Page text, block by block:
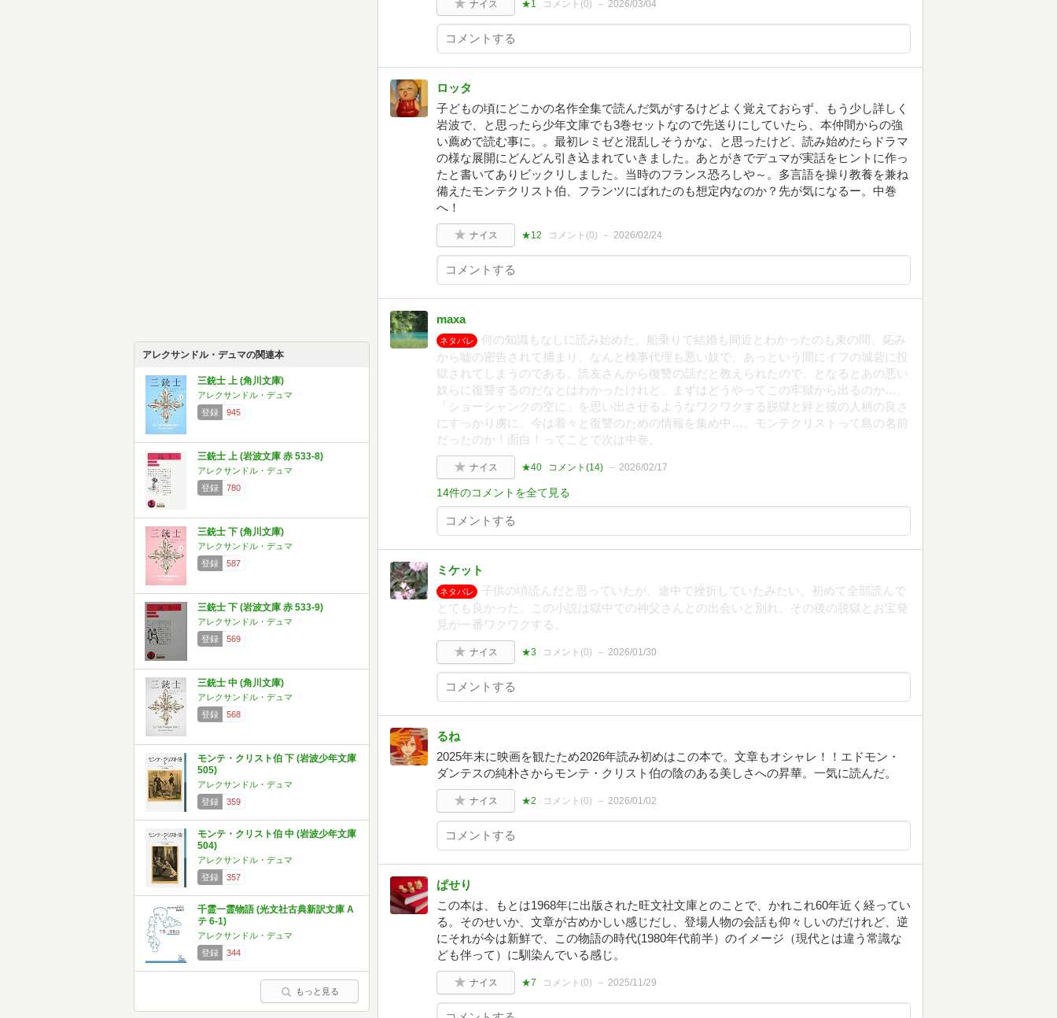
アレクサンドル・デュマの関連本
三銃士 上 (角川文庫)
アレクサンドル・デュマ
登録
945
三銃士 上 (岩波文庫 赤 533-8)
アレクサンドル・デュマ
登録
780
三銃士 下 (角川文庫)
アレクサンドル・デュマ
登録
587
三銃士 下 (岩波文庫 赤 533-9)
アレクサンドル・デュマ
登録
569
三銃士 中 (角川文庫)
アレクサンドル・デュマ
登録
568
モンテ・クリスト伯 下 (岩波少年文庫
505)
アレクサンドル・デュマ
登録
359
モンテ・クリスト伯 中 (岩波少年文庫
504)
アレクサンドル・デュマ
登録
357
千霊一霊物語 (光文社古典新訳文庫 A
テ 6-1)
アレクサンドル・デュマ
登録
344
もっと見る
ナイス ★1 コメント(0) 2026/03/04
ロッタ
子どもの頃にどこかの名作全集で読んだ気がするけどよく覚えておらず、もう少し詳しく
岩波で、と思ったら少年文庫でも3巻セットなので先送りにしていたら、本仲間からの強
い薦めで読む事に。。最初レミゼと混乱しそうかな、と思ったけど、読み始めたらドラマ
の様な展開にどんどん引き込まれていきました。あとがきでデュマが実話をヒントに作っ
たと書いてありビックリしました。当時のフランス恐ろしや～。多言語を操り教養を兼ね
備えたモンテクリスト伯、フランツにばれたのも想定内なのか？先が気になるー。中巻
へ！
ナイス ★12 コメント(0) 2026/02/24
maxa
ネタバレ
何の知識もなしに読み始めた。船乗りで結婚も間近とわかったのも束の間、妬み
から嘘の密告されて捕まり、なんと検事代理も悪い奴で、あっという間にイフの城砦に投
獄されてしまうのである。読友さんから復讐の話だと教えられたので、となるとあの悪い
奴らに復讐するのだなとはわかったけれど、まずはどうやってこの牢獄から出るのか…。
「ショーシャンクの空に」を思い出させるようなワクワクする脱獄と絆と彼の人柄の良さ
にすっかり虜に。今は着々と復讐のための情報を集め中…。モンテクリストって島の名前
だったのか！面白！ってことで次は中巻。
ナイス ★40 コメント(14) 2026/02/17
14件のコメントを全て見る
ミケット
ネタバレ
子供の頃読んだと思っていたが、途中で挫折していたみたい。初めて全部読んで
とても良かった。この小説は獄中での神父さんとの出会いと別れ、その後の脱獄とお宝発
見が一番ワクワクする。
ナイス ★3 コメント(0) 2026/01/30
るね
2025年末に映画を観たため2026年読み初めはこの本で。文章もオシャレ！！エドモン・
ダンテスの純朴さからモンテ・クリスト伯の陰のある美しさへの昇華。一気に読んだ。
ナイス ★2 コメント(0) 2026/01/02
ぱせり
この本は、もとは1968年に出版された旺文社文庫とのことで、かれこれ60年近く経ってい
る。そのせいか、文章が古めかしい感じだし、登場人物の会話も仰々しいのだけれど、逆
にそれが今は新鮮で、この物語の時代(1980年代前半）のイメージ（現代とは違う常識な
ども伴って）に馴染んでいる感じ。
ナイス ★7 コメント(0) 2025/11/29